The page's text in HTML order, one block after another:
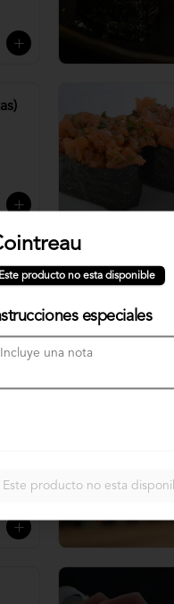
Este producto no esta disponible
especiales
Este producto no esta